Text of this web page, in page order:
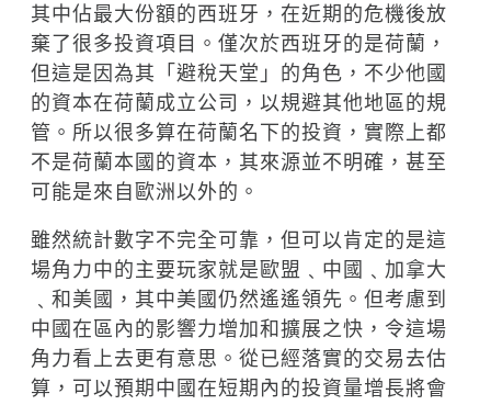
其中佔最大份額的西班牙，在近期的危機後放
棄了很多投資項目。僅次於西班牙的是荷蘭，
但這是因為其「避稅天堂」的角色，不少他國
的資本在荷蘭成立公司，以規避其他地區的規
管。所以很多算在荷蘭名下的投資，實際上都
不是荷蘭本國的資本，其來源並不明確，甚至
可能是來自歐洲以外的。
雖然統計數字不完全可靠，但可以肯定的是這
場角力中的主要玩家就是歐盟﹑中國﹑加拿大
﹑和美國，其中美國仍然遙遙領先。但考慮到
中國在區內的影響力增加和擴展之快，令這場
角力看上去更有意思。從已經落實的交易去估
算，可以預期中國在短期內的投資量增長將會